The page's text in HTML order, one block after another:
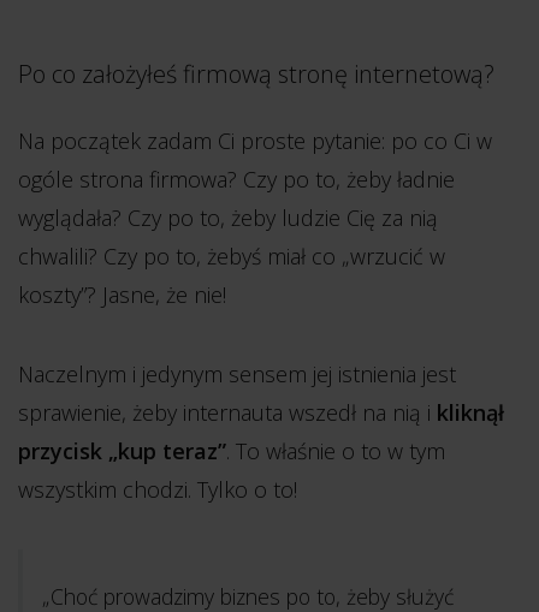
Po co założyłeś firmową stronę internetową?
Na początek zadam Ci proste pytanie: po co Ci w
ogóle strona firmowa? Czy po to, żeby ładnie
wyglądała? Czy po to, żeby ludzie Cię za nią
chwalili? Czy po to, żebyś miał co „wrzucić w
koszty”? Jasne, że nie!
Naczelnym i jedynym sensem jej istnienia jest
sprawienie, żeby internauta wszedł na nią i kliknął
przycisk „kup teraz”. To właśnie o to w tym
wszystkim chodzi. Tylko o to!
„Choć prowadzimy biznes po to, żeby służyć